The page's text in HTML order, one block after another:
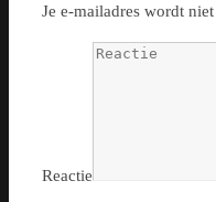
Je e-mailadres wordt
Reactie